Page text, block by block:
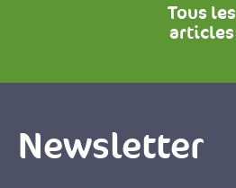
Tous les
articles
Newsletter